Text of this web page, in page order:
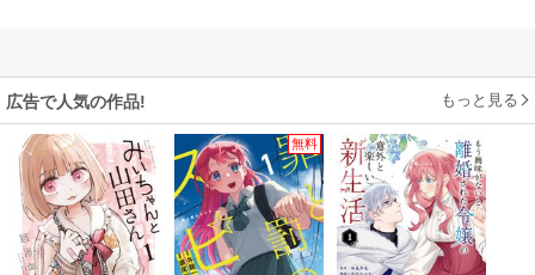
広告で人気の作品! もっと見る
無料